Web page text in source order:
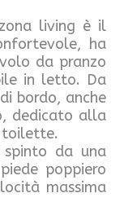
living è il
ha
da pranzo
in letto. Da
bordo, anche
dedicato alla
toilette.
da una
poppiero
massima